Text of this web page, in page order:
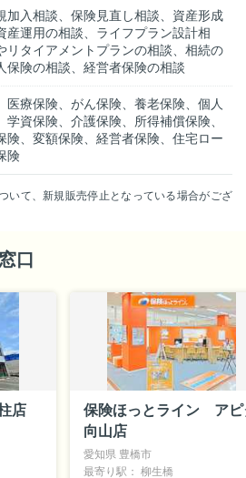
加入相談、保険見直し相談、資産形成
産運用の相談、ライフプラン設計相
リタイアメントプランの相談、相続の
保険の相談、経営者保険の相談
医療保険、がん保険、養老保険、個人
学資保険、介護保険、所得補償保険、
険、変額保険、経営者保険、住宅ロー
険
いて、新規販売停止となっている場合がござ
口
店
保険ほっとライン アピ
向山店
愛知県 豊橋市
最寄り駅： 柳生橋